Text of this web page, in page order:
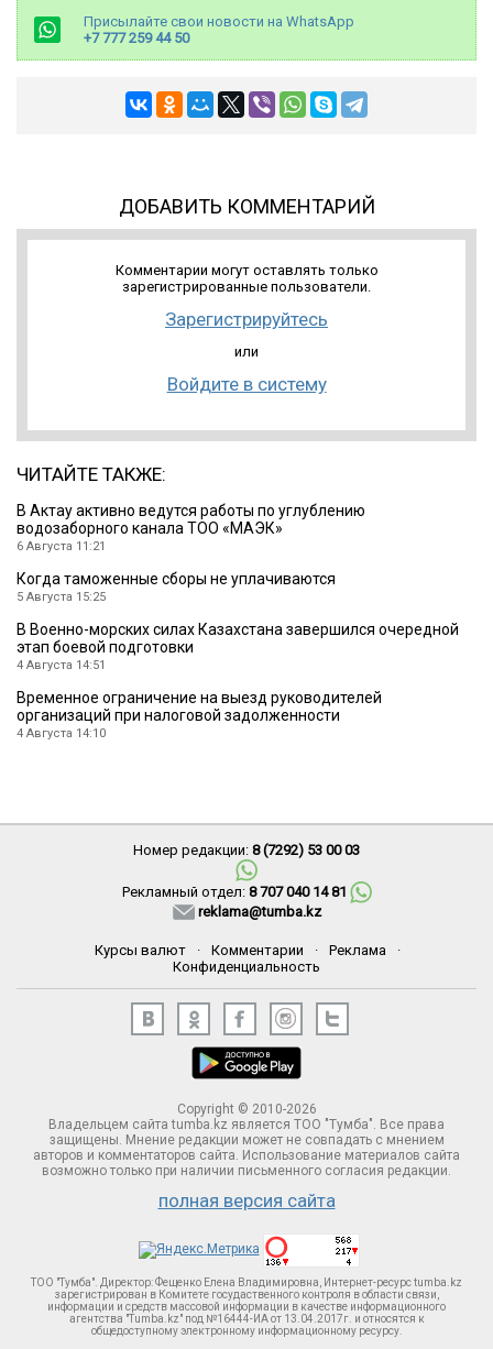
Присылайте свои новости на WhatsApp
+7 777 259 44 50
ДОБАВИТЬ КОММЕНТАРИЙ
Комментарии могут оставлять только
зарегистрированные пользователи.
Зарегистрируйтесь
или
Войдите в систему
ЧИТАЙТЕ ТАКЖЕ:
В Актау активно ведутся работы по углублению
водозаборного канала ТОО «МАЭК»
6 Августа 11:21
Когда таможенные сборы не уплачиваются
5 Августа 15:25
В Военно-морских силах Казахстана завершился очередной
этап боевой подготовки
4 Августа 14:51
Временное ограничение на выезд руководителей
организаций при налоговой задолженности
4 Августа 14:10
Номер редакции: 8 (7292) 53 00 03
Рекламный отдел: 8 707 040 14 81
reklama@tumba.kz
Курсы валют · Комментарии · Реклама
·
Конфиденциальность
Copyright © 2010-2026
Владельцем сайта tumba.kz является ТОО "Тумба". Все права
защищены. Мнение редакции может не совпадать с мнением
авторов и комментаторов сайта. Использование материалов сайта
возможно только при наличии письменного согласия редакции.
полная версия сайта
ТОО "Тумба". Директор: Фещенко Елена Владимировна, Интернет-ресурс tumba.kz
зарегистрирован в Комитете госудаственного контроля в области связи,
информации и средств массовой информации в качестве информационного
агентства "Tumba.kz" под №16444-ИА от 13.04.2017г. и относятся к
общедоступному электронному информационному ресурсу.